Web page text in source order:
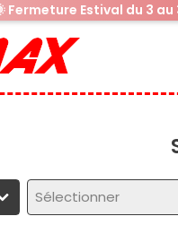
Fermeture Estival du 3
Sélectionner